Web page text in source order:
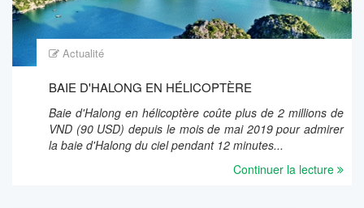
Actualité
BAIE D'HALONG EN HÉLICOPTÈRE
Baie d'Halong en hélicoptère coûte plus de 2 millions de
VND (90 USD) depuis le mois de mai 2019 pour admirer
la baie d'Halong du ciel pendant 12 minutes...
Continuer la lecture